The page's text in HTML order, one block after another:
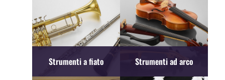
Strumenti a fiato Strumenti ad arco